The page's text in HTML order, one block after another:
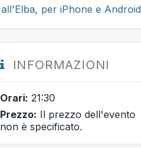
all'Elba, per iPhone e Android
INFORMAZIONI
Orari: 21:30
Prezzo: Il prezzo dell'evento
non è specificato.